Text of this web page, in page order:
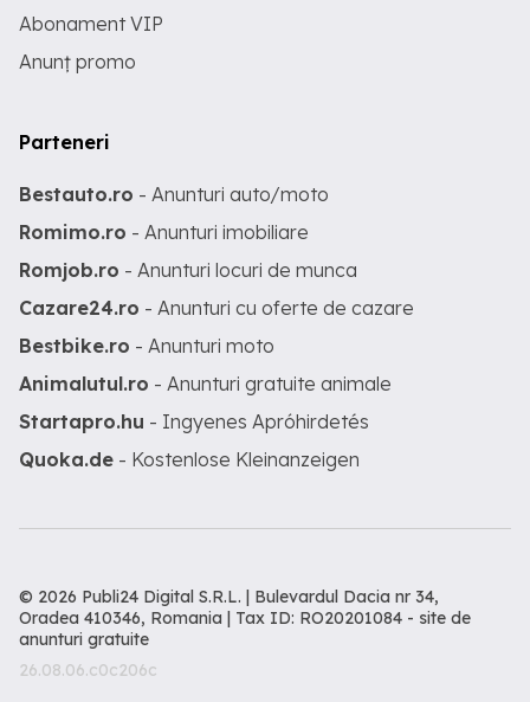
Abonament VIP
Anunț promo
Parteneri
Bestauto.ro - Anunturi auto/moto
Romimo.ro - Anunturi imobiliare
Romjob.ro - Anunturi locuri de munca
Cazare24.ro - Anunturi cu oferte de cazare
Bestbike.ro - Anunturi moto
Animalutul.ro - Anunturi gratuite animale
Startapro.hu - Ingyenes Apróhirdetés
Quoka.de - Kostenlose Kleinanzeigen
© 2026 Publi24 Digital S.R.L. | Bulevardul Dacia nr 34,
Oradea 410346, Romania | Tax ID: RO20201084 - site de
anunturi gratuite
26.08.06.c0c206c